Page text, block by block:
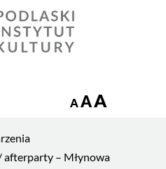
AAA
afterparty – Młynowa